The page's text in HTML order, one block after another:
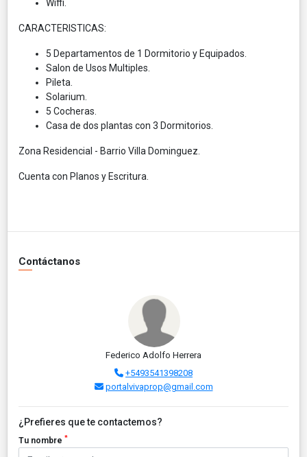
Wiffi.
CARACTERISTICAS:
5 Departamentos de 1 Dormitorio y Equipados.
Salon de Usos Multiples.
Pileta.
Solarium.
5 Cocheras.
Casa de dos plantas con 3 Dormitorios.
Zona Residencial - Barrio Villa Dominguez.
Cuenta con Planos y Escritura.
Contáctanos
Federico Adolfo Herrera
+5493541398208
portalvivaprop@gmail.com
¿Prefieres que te contactemos?
Tu nombre *